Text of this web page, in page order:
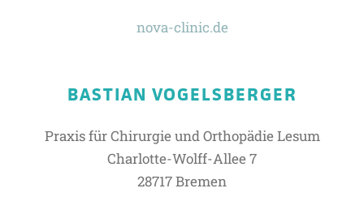
nova-clinic.de
BASTIAN VOGELSBERGER
Praxis für Chirurgie und Orthopädie Lesum
Charlotte-Wolff-Allee 7
28717 Bremen